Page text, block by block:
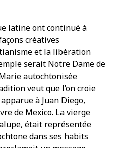
latine ont continué à
créatives
et la libération
serait Notre Dame de
autochtonisée
veut que l’on croie
à Juan Diego,
de Mexico. La vierge
était représentée
dans ses habits